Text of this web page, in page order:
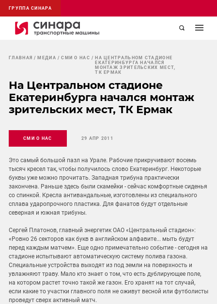
ГРУППА СИНАРА
ГЛАВНАЯ МЕДИА СМИ О НАС
НА ЦЕНТРАЛЬНОМ СТАДИОНЕ
ЕКАТЕРИНБУРГА НАЧАЛСЯ
МОНТАЖ ЗРИТЕЛЬСКИХ МЕСТ,
ТК ЕРМАК
На Центральном стадионе
Екатеринбурга начался монтаж
зрительских мест, ТК Ермак
СМИ О НАС 29 АПР 2011
Это самый большой пазл на Урале. Рабочие прикручивают восемь
тысяч кресел так, чтобы получилось слово Екатеринбург. Некоторые
буквы уже можно прочитать. Западная трибуна практически
закончена. Раньше здесь были скамейки - сейчас комфортные сиденья
со спинкой. Кресла антивандальные, изготовлены из специального
сплава ударопрочного пластика. Для фанатов будут отдельные
северная и южная трибуны.
Сергей Платонов, главный энергетик ОАО «Центральный стадион»:
«Ровно 26 секторов как букв в английском алфавите... мыть будут
перед каждым матчем». Еще одно примечательно событие - сегодня на
стадионе испытывают автоматическую систему полива газона.
Специальные устройства выходят из под земли на поверхность и
увлажняют траву. Мало кто знает о том, что есть дублирующее поле,
на котором растет точно такой же газон. Его хранят на тот случай,
если какие то участки главного поля не оживут весной или футболисты
проведут сверх активный матч.